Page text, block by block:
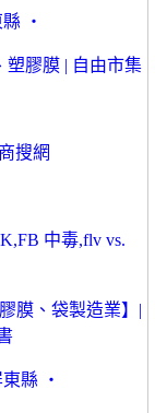
‧
塑膠膜 | 自由市集
搜網
中毒,flv vs.
膜、袋製造業】|
縣 ‧